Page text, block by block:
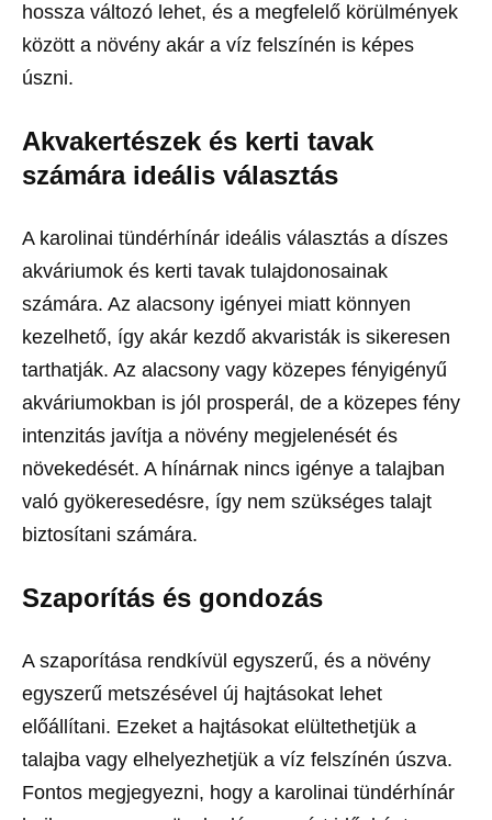
hossza változó lehet, és a megfelelő körülmények
között a növény akár a víz felszínén is képes
úszni.
Akvakertészek és kerti tavak
számára ideális választás
A karolinai tündérhínár ideális választás a díszes
akváriumok és kerti tavak tulajdonosainak
számára. Az alacsony igényei miatt könnyen
kezelhető, így akár kezdő akvaristák is sikeresen
tarthatják. Az alacsony vagy közepes fényigényű
akváriumokban is jól prosperál, de a közepes fény
intenzitás javítja a növény megjelenését és
növekedését. A hínárnak nincs igénye a talajban
való gyökeresedésre, így nem szükséges talajt
biztosítani számára.
Szaporítás és gondozás
A szaporítása rendkívül egyszerű, és a növény
egyszerű metszésével új hajtásokat lehet
előállítani. Ezeket a hajtásokat elültethetjük a
talajba vagy elhelyezhetjük a víz felszínén úszva.
Fontos megjegyezni, hogy a karolinai tündérhínár